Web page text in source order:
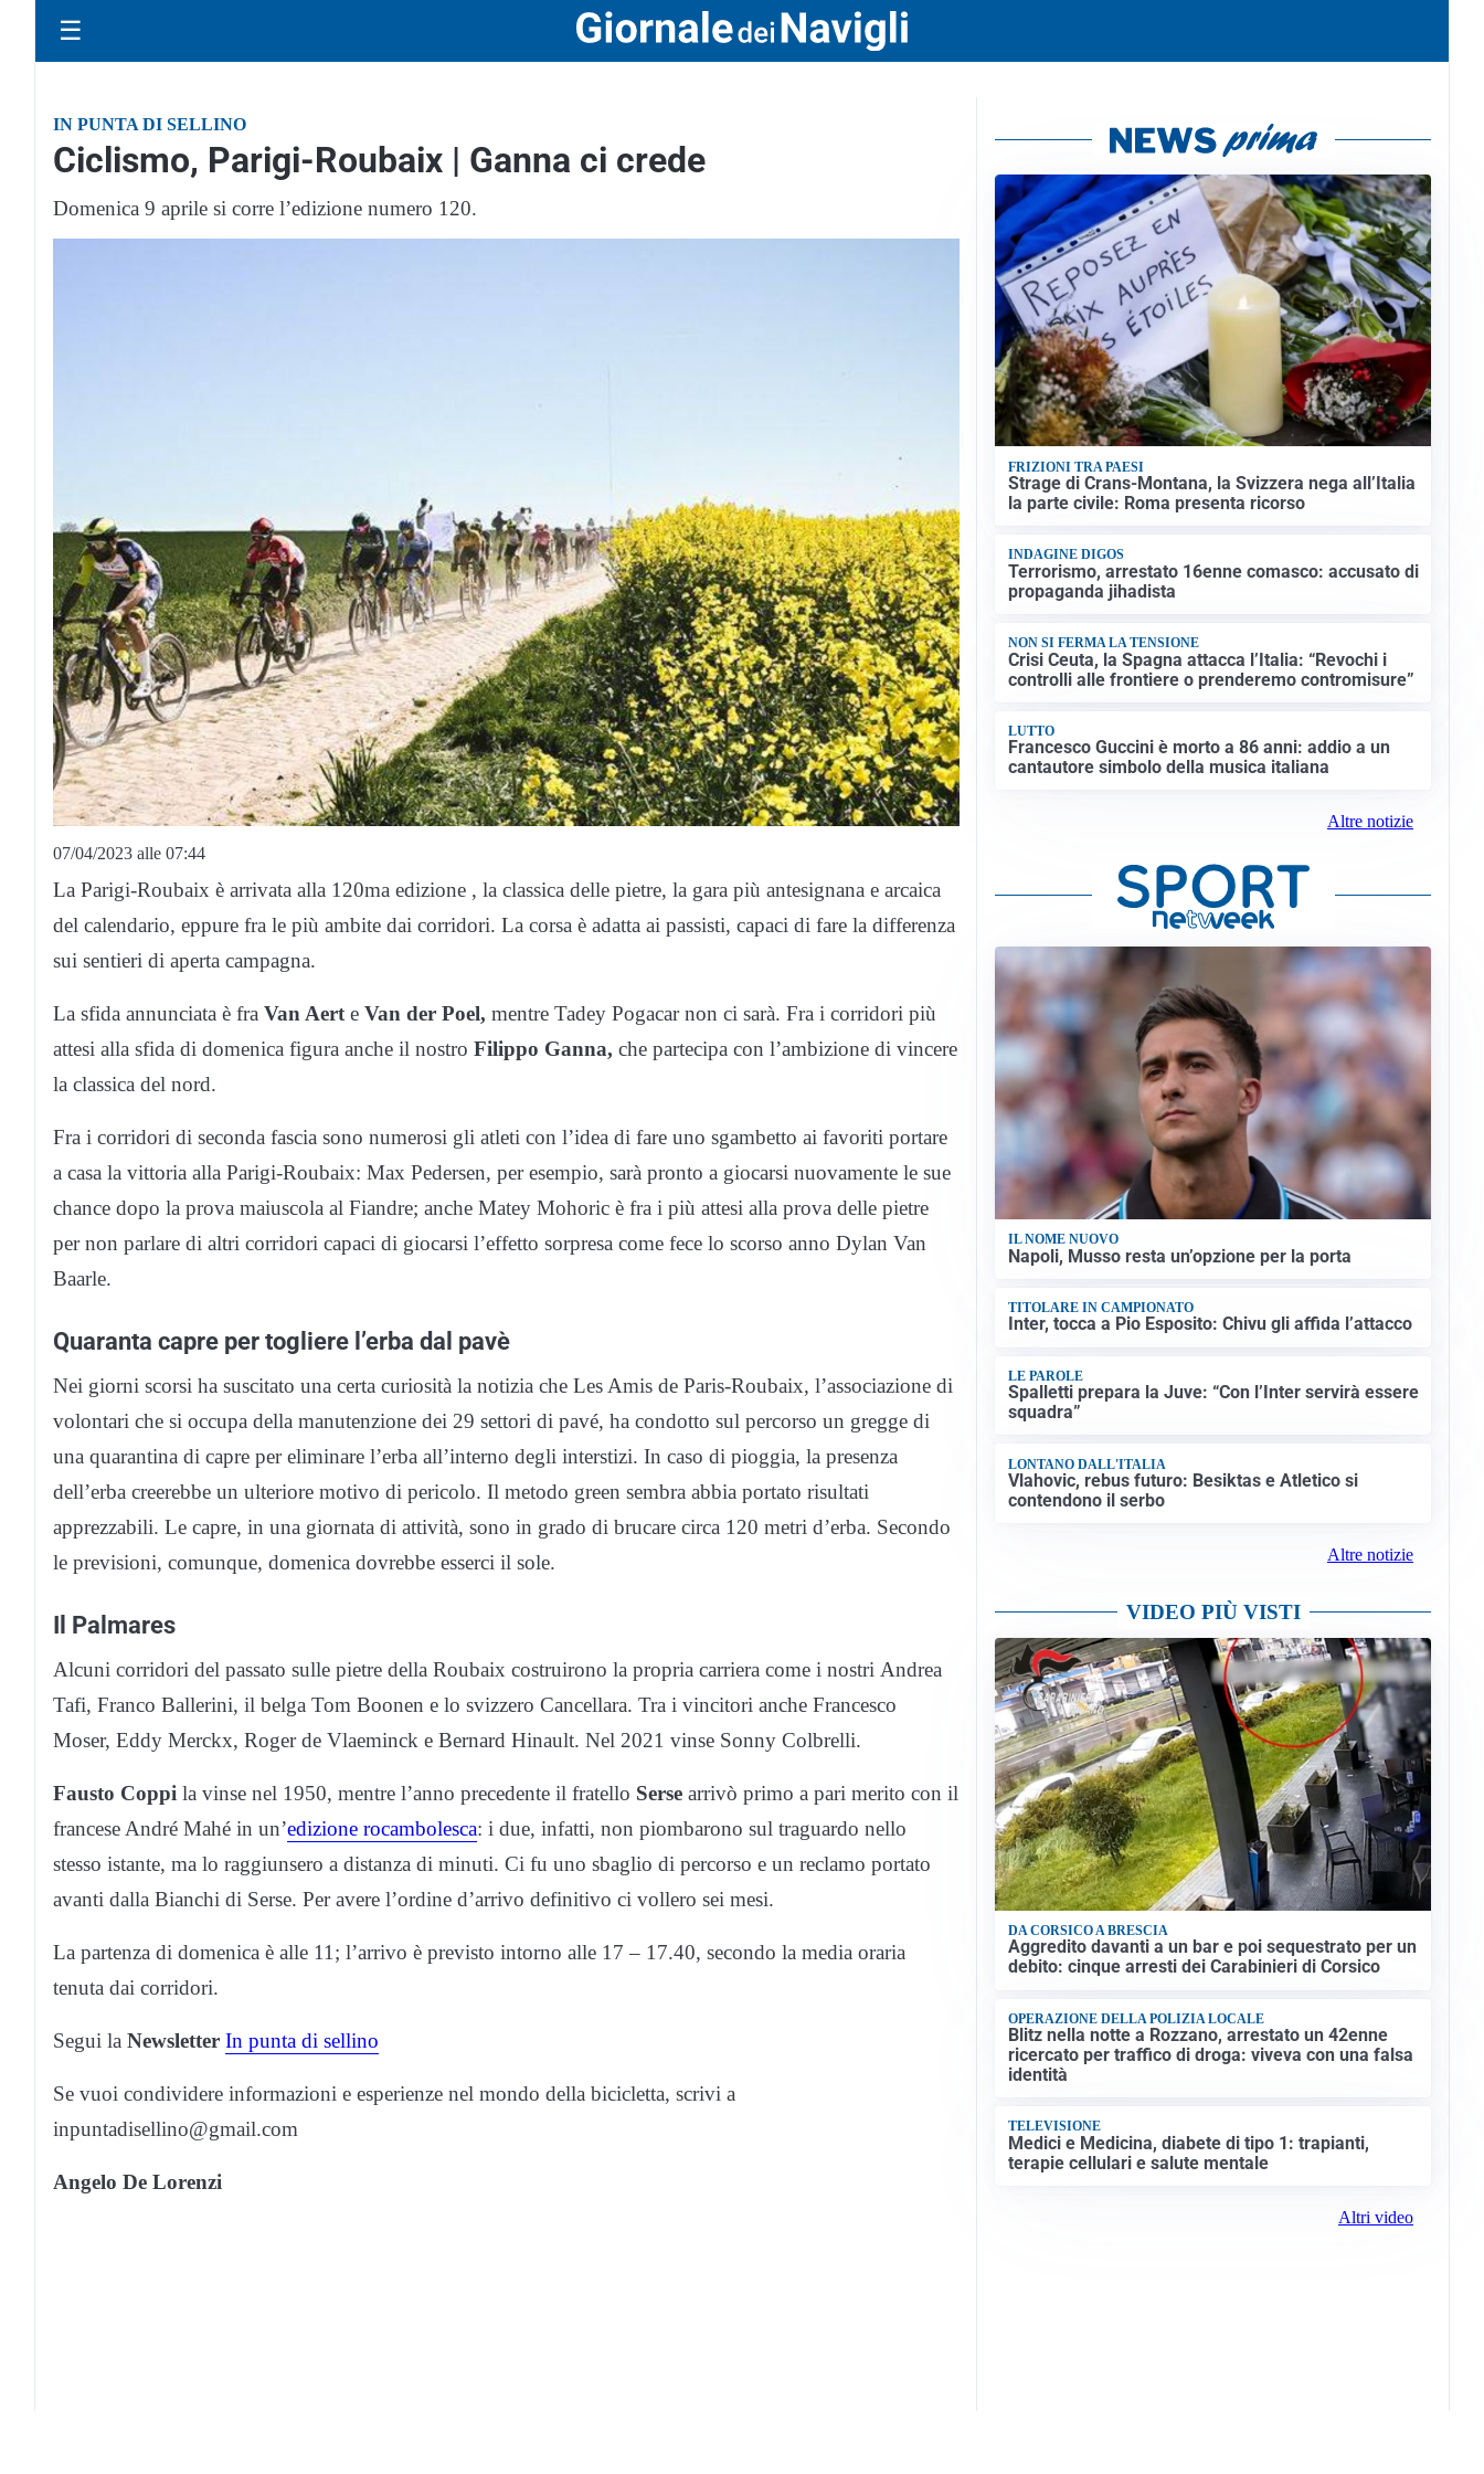
☰
IN PUNTA DI SELLINO
Ciclismo, Parigi-Roubaix | Ganna ci crede
Domenica 9 aprile si corre l’edizione numero 120.
07/04/2023 alle 07:44
La Parigi-Roubaix è arrivata alla 120ma edizione , la classica delle pietre, la gara più antesignana e arcaica
del calendario, eppure fra le più ambite dai corridori. La corsa è adatta ai passisti, capaci di fare la differenza
sui sentieri di aperta campagna.
La sfida annunciata è fra Van Aerte Van der Poel, mentre Tadey Pogacar non ci sarà. Fra i corridori più
attesi alla sfida di domenica figura anche il nostro Filippo Ganna, che partecipa con l’ambizione di vincere
la classica del nord.
Fra i corridori di seconda fascia sono numerosi gli atleti con l’idea di fare uno sgambetto ai favoriti portare
a casa la vittoria alla Parigi-Roubaix: Max Pedersen, per esempio, sarà pronto a giocarsi nuovamente le sue
chance dopo la prova maiuscola al Fiandre; anche Matey Mohoric è fra i più attesi alla prova delle pietre
per non parlare di altri corridori capaci di giocarsi l’effetto sorpresa come fece lo scorso anno Dylan Van
Baarle.
Quaranta capre per togliere l’erba dal pavè
Nei giorni scorsi ha suscitato una certa curiosità la notizia che Les Amis de Paris-Roubaix, l’associazione di
volontari che si occupa della manutenzione dei 29 settori di pavé, ha condotto sul percorso un gregge di
una quarantina di capre per eliminare l’erba all’interno degli interstizi. In caso di pioggia, la presenza
dell’erba creerebbe un ulteriore motivo di pericolo. Il metodo green sembra abbia portato risultati
apprezzabili. Le capre, in una giornata di attività, sono in grado di brucare circa 120 metri d’erba. Secondo
le previsioni, comunque, domenica dovrebbe esserci il sole.
Il Palmares
Alcuni corridori del passato sulle pietre della Roubaix costruirono la propria carriera come i nostri Andrea
Tafi, Franco Ballerini, il belga Tom Boonen e lo svizzero Cancellara. Tra i vincitori anche Francesco
Moser, Eddy Merckx, Roger de Vlaeminck e Bernard Hinault. Nel 2021 vinse Sonny Colbrelli.
Fausto Coppi la vinse nel 1950, mentre l’anno precedente il fratello Serse arrivò primo a pari merito con il
francese André Mahé in un’edizione rocambolesca: i due, infatti, non piombarono sul traguardo nello
stesso istante, ma lo raggiunsero a distanza di minuti. Ci fu uno sbaglio di percorso e un reclamo portato
avanti dalla Bianchi di Serse. Per avere l’ordine d’arrivo definitivo ci vollero sei mesi.
La partenza di domenica è alle 11; l’arrivo è previsto intorno alle 17 – 17.40, secondo la media oraria
tenuta dai corridori.
Segui la Newsletter In punta di sellino
Se vuoi condividere informazioni e esperienze nel mondo della bicicletta, scrivi a
inpuntadisellino@gmail.com
Angelo De Lorenzi
FRIZIONI TRA PAESI
Strage di Crans-Montana, la Svizzera nega all’Italia
la parte civile: Roma presenta ricorso
INDAGINE DIGOS
Terrorismo, arrestato 16enne comasco: accusato di
propaganda jihadista
NON SI FERMA LA TENSIONE
Crisi Ceuta, la Spagna attacca l’Italia: “Revochi i
controlli alle frontiere o prenderemo contromisure”
LUTTO
Francesco Guccini è morto a 86 anni: addio a un
cantautore simbolo della musica italiana
Altre notizie
IL NOME NUOVO
Napoli, Musso resta un’opzione per la porta
TITOLARE IN CAMPIONATO
Inter, tocca a Pio Esposito: Chivu gli affida l’attacco
LE PAROLE
Spalletti prepara la Juve: “Con l’Inter servirà essere
squadra”
LONTANO DALL'ITALIA
Vlahovic, rebus futuro: Besiktas e Atletico si
contendono il serbo
Altre notizie
VIDEO PIÙ VISTI
DA CORSICO A BRESCIA
Aggredito davanti a un bar e poi sequestrato per un
debito: cinque arresti dei Carabinieri di Corsico
OPERAZIONE DELLA POLIZIA LOCALE
Blitz nella notte a Rozzano, arrestato un 42enne
ricercato per traffico di droga: viveva con una falsa
identità
TELEVISIONE
Medici e Medicina, diabete di tipo 1: trapianti,
terapie cellulari e salute mentale
Altri video